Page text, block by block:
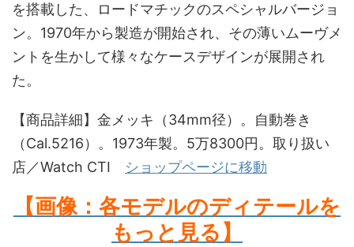
を搭載した、ロードマチックのスペシャルバージョ
ン。1970年から製造が開始され、その薄いムーヴメ
ントを生かして様々なケースデザインが展開され
た。
【商品詳細】金メッキ（34mm径）。自動巻き
（Cal.5216）。1973年製。5万8300円。取り扱い
店／Watch CTI ショップページに移動
【画像：各モデルのディテールを
もっと見る】